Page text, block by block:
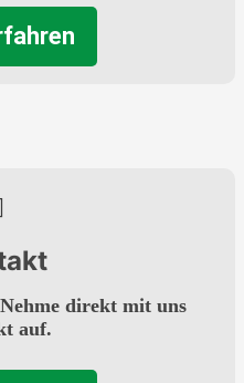
direkt mit uns
auf.